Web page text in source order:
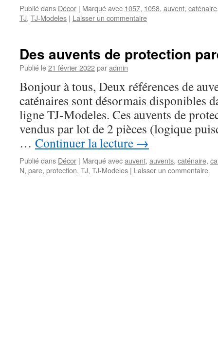
Publié dans Décor | Marqué avec 1057, 1058, auvent, caténaire
TJ, TJ-Modeles | Laisser un commentaire
Des auvents de protection
Publié le21 février 2022paradmin
Bonjour à tous, Deux références de
caténaires sont désormais disponibles
ligne TJ-Modeles. Ces auvents de
vendus par lot de 2 pièces (logique
… Continuer la lecture →
Publié dans Décor | Marqué avecauvent, auvents, caténaire,
N, pare, protection, TJ, TJ-Modeles | Laisser un commentaire